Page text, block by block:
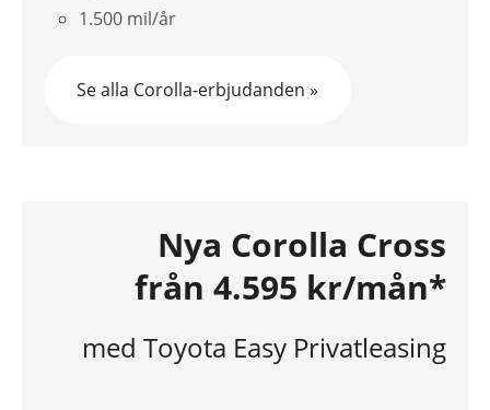
1.500 mil/år
Se alla Corolla-erbjudanden »
Nya Corolla Cross
från 4.595 kr/mån*
med Toyota Easy Privatleasing